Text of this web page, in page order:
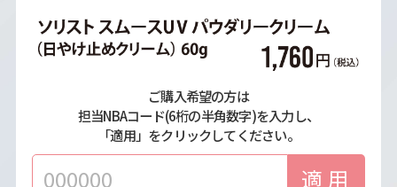
ご購入希望の方は
担当NBAコード(6桁の半角数字)を入力し、
「適用」をクリックしてください。
適用